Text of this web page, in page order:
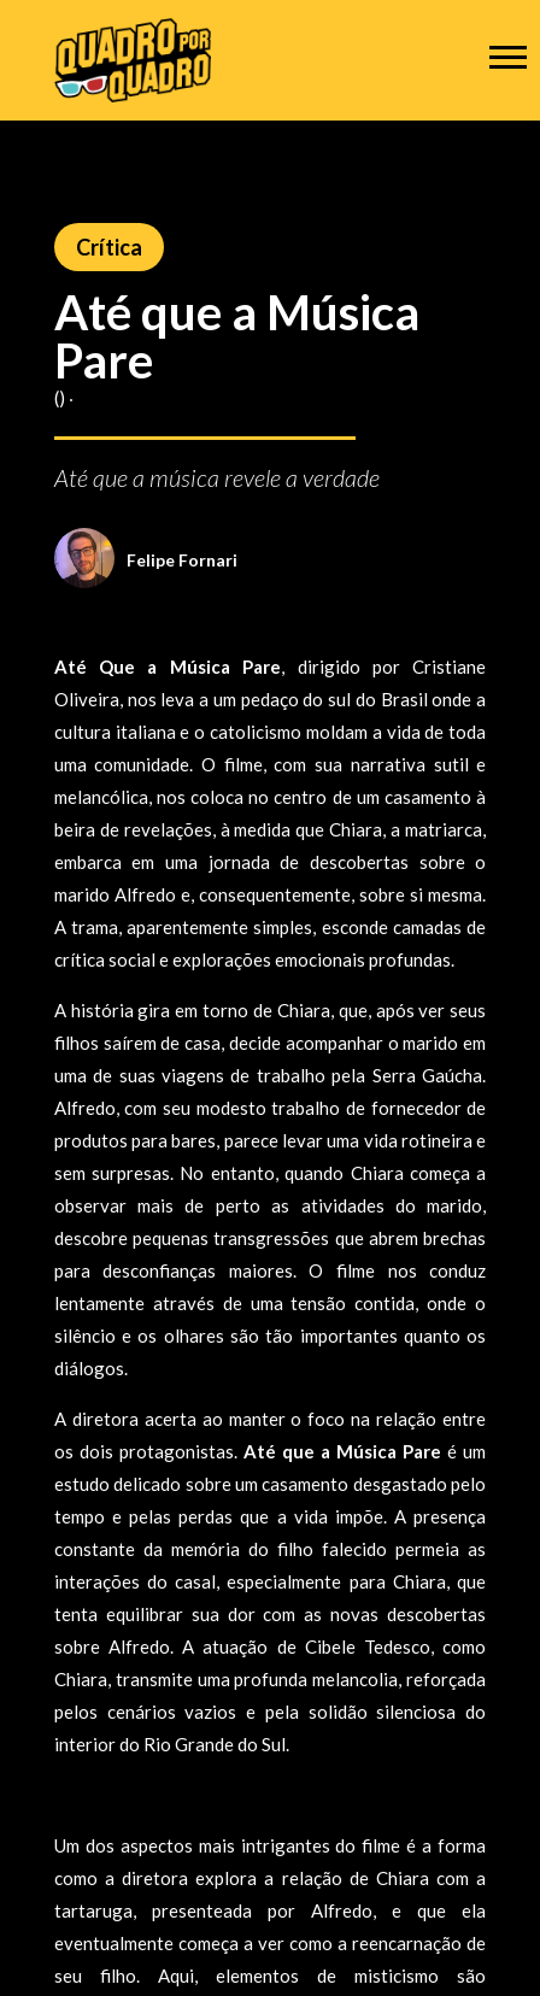
Crítica
Até que a Música
Pare
() ‧
Até que a música revele a verdade
Felipe Fornari
Até Que a Música Pare, dirigido por Cristiane
Oliveira, nos leva a um pedaço do sul do Brasil onde a
cultura italiana e o catolicismo moldam a vida de toda
uma comunidade. O filme, com sua narrativa sutil e
melancólica, nos coloca no centro de um casamento à
beira de revelações, à medida que Chiara, a matriarca,
embarca em uma jornada de descobertas sobre o
marido Alfredo e, consequentemente, sobre si mesma.
A trama, aparentemente simples, esconde camadas de
crítica social e explorações emocionais profundas.
A história gira em torno de Chiara, que, após ver seus
filhos saírem de casa, decide acompanhar o marido em
uma de suas viagens de trabalho pela Serra Gaúcha.
Alfredo, com seu modesto trabalho de fornecedor de
produtos para bares, parece levar uma vida rotineira e
sem surpresas. No entanto, quando Chiara começa a
observar mais de perto as atividades do marido,
descobre pequenas transgressões que abrem brechas
para desconfianças maiores. O filme nos conduz
lentamente através de uma tensão contida, onde o
silêncio e os olhares são tão importantes quanto os
diálogos.
A diretora acerta ao manter o foco na relação entre
os dois protagonistas. Até que a Música Pare é um
estudo delicado sobre um casamento desgastado pelo
tempo e pelas perdas que a vida impõe. A presença
constante da memória do filho falecido permeia as
interações do casal, especialmente para Chiara, que
tenta equilibrar sua dor com as novas descobertas
sobre Alfredo. A atuação de Cibele Tedesco, como
Chiara, transmite uma profunda melancolia, reforçada
pelos cenários vazios e pela solidão silenciosa do
interior do Rio Grande do Sul.
Um dos aspectos mais intrigantes do filme é a forma
como a diretora explora a relação de Chiara com a
tartaruga, presenteada por Alfredo, e que ela
eventualmente começa a ver como a reencarnação de
seu filho. Aqui, elementos de misticismo são